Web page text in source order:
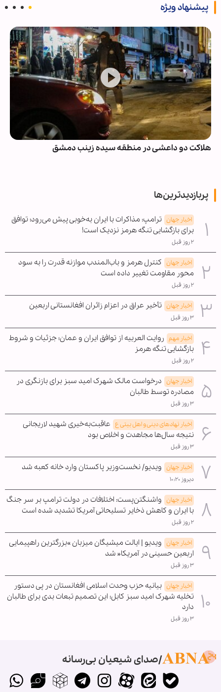
پیشنهاد ویژه
هلاکت دو داعشی در منطقه سیده زینب دمشق
پربازدیدترین‌ها
اخبار جهان ترامپ: مذاکرات با ایران به‌خوبی پیش می‌رود؛ توافق
برای بازگشایی تنگه هرمز نزدیک است!
۲ روز قبل
اخبار جهان کنترل هرمز و باب‌المندب موازنه قدرت را به سود
محور مقاومت تغییر داده است
۲ روز قبل
اخبار جهان تأخیر عراق در اعزام زائران افغانستانی اربعین
۳ روز قبل
اخبار مهم روایت العربیه از توافق ایران و عمان؛ جزئیات و شروط
بازگشایی تنگه هرمز
۲ روز قبل
اخبار جهان درخواست مالک شهرک امید سبز برای بازنگری در
مصادره توسط طالبان
۳ روز قبل
اخبار نهادهای دینی و اهل بیتی ع عاقبت‌به‌خیری شهید لاریجانی
نتیجه سال‌ها مجاهدت و اخلاص بود
۳ روز قبل
اخبار جهان ویدیو/ نخست‌وزیر پاکستان وارد خانه کعبه شد
دیروز ۱۰:۲۰
اخبار جهان واشنگتن‌پست: اختلافات در دولت ترامپ بر سر جنگ
با ایران و کاهش ذخایر تسلیحاتی آمریکا تشدید شده است
۲ روز قبل
اخبار جهان ویدیو | ایالت میشیگان میزبان »بزرگترین راهپیمایی
اربعین حسینی در آمریکا« شد
۳ روز قبل
اخبار جهان بیانیه حزب وحدت اسلامی افغانستان در پی دستور
تخلیه شهرک امید سبز کابل؛ این تصمیم تبعات بدی برای طالبان
دارد
۳ روز قبل
صدای شیعیان بی‌رسانه